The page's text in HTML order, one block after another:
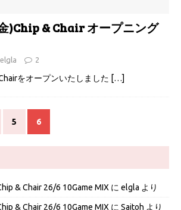
)Chip & Chair オープニング
elgla 2
をオープンいたしました […]
5 6
& Chair 26/6 10Game MIX に elgla より
& Chair 26/6 10Game MIX に Saitoh より